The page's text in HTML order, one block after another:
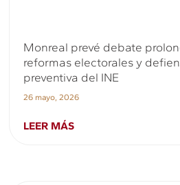
Monreal prevé debate
reformas electorales y
preventiva del INE
26 mayo, 2026
LEER MÁS